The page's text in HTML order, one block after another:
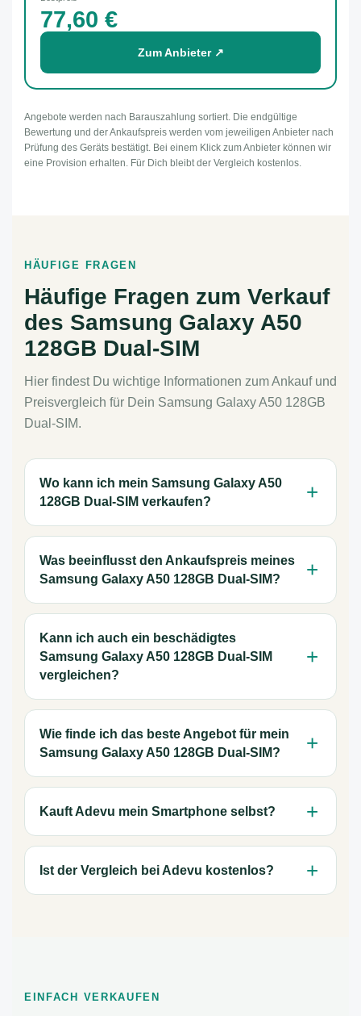
77,60 €
Zum Anbieter ↗
Angebote werden nach Barauszahlung sortiert. Die endgültige
Bewertung und der Ankaufspreis werden vom jeweiligen Anbieter nach
Prüfung des Geräts bestätigt. Bei einem Klick zum Anbieter können wir
eine Provision erhalten. Für Dich bleibt der Vergleich kostenlos.
HÄUFIGE FRAGEN
Häufige Fragen zum Verkauf
des Samsung Galaxy A50
128GB Dual-SIM
Hier findest Du wichtige Informationen zum Ankauf und
Preisvergleich für Dein Samsung Galaxy A50 128GB
Dual-SIM.
Wo kann ich mein Samsung Galaxy A50
128GB Dual-SIM verkaufen?
Was beeinflusst den Ankaufspreis meines
Samsung Galaxy A50 128GB Dual-SIM?
Kann ich auch ein beschädigtes
Samsung Galaxy A50 128GB Dual-SIM
vergleichen?
Wie finde ich das beste Angebot für mein
Samsung Galaxy A50 128GB Dual-SIM?
Kauft Adevu mein Smartphone selbst?
Ist der Vergleich bei Adevu kostenlos?
EINFACH VERKAUFEN